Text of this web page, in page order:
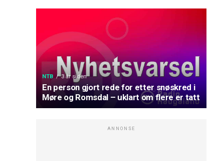
NTB 3 år siden
En person gjort rede for etter snøskred i
Møre og Romsdal – uklart om flere er tatt
ANNONSE